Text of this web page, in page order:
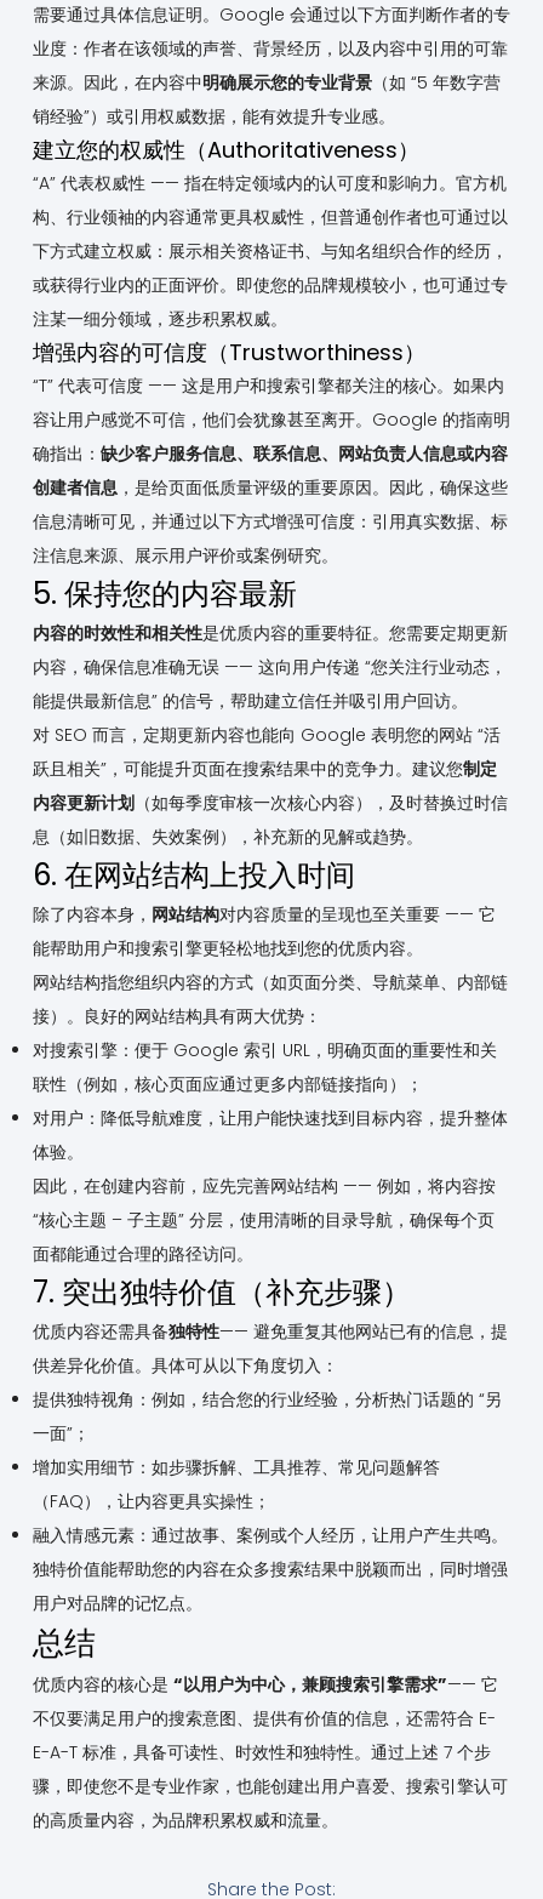
需要通过具体信息证明。Google 会通过以下方面判断作者的专
业度：作者在该领域的声誉、背景经历，以及内容中引用的可靠
来源。因此，在内容中明确展示您的专业背景（如 “5 年数字营
销经验”）或引用权威数据，能有效提升专业感。
建立您的权威性（Authoritativeness）
“A” 代表权威性 —— 指在特定领域内的认可度和影响力。官方机
构、行业领袖的内容通常更具权威性，但普通创作者也可通过以
下方式建立权威：展示相关资格证书、与知名组织合作的经历，
或获得行业内的正面评价。即使您的品牌规模较小，也可通过专
注某一细分领域，逐步积累权威。
增强内容的可信度（Trustworthiness）
“T” 代表可信度 —— 这是用户和搜索引擎都关注的核心。如果内
容让用户感觉不可信，他们会犹豫甚至离开。Google 的指南明
确指出： 缺少客户服务信息、联系信息、网站负责人信息或内容
创建者信息，是给页面低质量评级的重要原因。因此，确保这些
信息清晰可见，并通过以下方式增强可信度：引用真实数据、标
注信息来源、展示用户评价或案例研究。
5. 保持您的内容最新
内容的时效性和相关性是优质内容的重要特征。您需要定期更新
内容，确保信息准确无误 —— 这向用户传递 “您关注行业动态，
能提供最新信息” 的信号，帮助建立信任并吸引用户回访。
对 SEO 而言，定期更新内容也能向 Google 表明您的网站 “活
跃且相关”，可能提升页面在搜索结果中的竞争力。建议您制定
内容更新计划（如每季度审核一次核心内容），及时替换过时信
息（如旧数据、失效案例），补充新的见解或趋势。
6. 在网站结构上投入时间
除了内容本身， 网站结构对内容质量的呈现也至关重要 —— 它
能帮助用户和搜索引擎更轻松地找到您的优质内容。
网站结构指您组织内容的方式（如页面分类、导航菜单、内部链
接）。良好的网站结构具有两大优势：
对搜索引擎：便于 Google 索引 URL，明确页面的重要性和关
联性（例如，核心页面应通过更多内部链接指向）；
对用户：降低导航难度，让用户能快速找到目标内容，提升整体
体验。
因此，在创建内容前，应先完善网站结构 —— 例如，将内容按
“核心主题 – 子主题” 分层，使用清晰的目录导航，确保每个页
面都能通过合理的路径访问。
7. 突出独特价值（补充步骤）
优质内容还需具备独特性—— 避免重复其他网站已有的信息，提
供差异化价值。具体可从以下角度切入：
提供独特视角：例如，结合您的行业经验，分析热门话题的 “另
一面”；
增加实用细节：如步骤拆解、工具推荐、常见问题解答
（FAQ），让内容更具实操性；
融入情感元素：通过故事、案例或个人经历，让用户产生共鸣。
独特价值能帮助您的内容在众多搜索结果中脱颖而出，同时增强
用户对品牌的记忆点。
总结
优质内容的核心是 “以用户为中心，兼顾搜索引擎需求”—— 它
不仅要满足用户的搜索意图、提供有价值的信息，还需符合 E-
E-A-T 标准，具备可读性、时效性和独特性。通过上述 7 个步
骤，即使您不是专业作家，也能创建出用户喜爱、搜索引擎认可
的高质量内容，为品牌积累权威和流量。
Share the Post: